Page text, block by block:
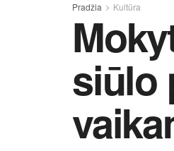
Pradžia Kultūra
siūlo